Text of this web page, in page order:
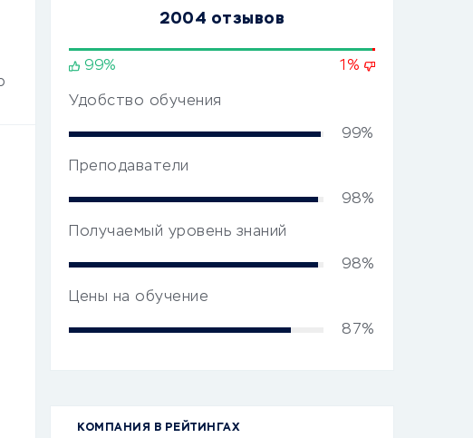
2004 отзывов
99% 1%
Удобство обучения
99%
Преподаватели
98%
Получаемый уровень знаний
98%
Цены на обучение
87%
КОМПАНИЯ В РЕЙТИНГАХ